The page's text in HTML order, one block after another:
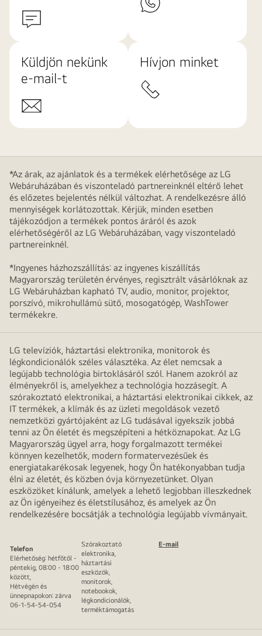
Küldjön nekünk
e-mail-t
Hívjon minket
*Az árak, az ajánlatok és a termékek elérhetősége az LG
Webáruházában és viszonteladó partnereinknél eltérő lehet
és előzetes bejelentés nélkül változhat. A rendelkezésre álló
mennyiségek korlátozottak. Kérjük, minden esetben
tájékozódjon a termékek pontos áráról és azok
elérhetőségéről az LG Webáruházában, vagy viszonteladó
partnereinknél.
*Ingyenes házhozszállítás: az ingyenes kiszállítás
Magyarország területén érvényes, regisztrált vásárlóknak az
LG Webáruházban kapható TV, audio, monitor, projektor,
porszívó, mikrohullámú sütő, mosogatógép, WashTower
termékekre.
LG televíziók, háztartási elektronika, monitorok és
légkondicionálók széles választéka. Az élet nemcsak a
legújabb technológia birtoklásáról szól. Hanem azokról az
élményekről is, amelyekhez a technológia hozzásegít. A
szórakoztató elektronikai, a háztartási elektronikai cikkek, az
IT termékek, a klímák és az üzleti megoldások vezető
nemzetközi gyártójaként az LG tudásával igyekszik jobbá
tenni az Ön életét és megszépíteni a hétköznapokat. Az LG
Magyarország ügyel arra, hogy forgalmazott termékei
könnyen kezelhetők, modern formatervezésűek és
energiatakarékosak legyenek, hogy Ön hatékonyabban tudja
élni az életét, és közben óvja környezetünket. Olyan
eszközöket kínálunk, amelyek a lehető legjobban illeszkednek
az Ön igényeihez és életstílusához, és amelyek az Ön
rendelkezésére bocsátják a technológia legújabb vívmányait.
Telefon
Elérhetőség: hétfőtől -
péntekig, 08:00 - 18:00
között,
Hétvégén és
ünnepnapokon: zárva
06-1-54-54-054
Szórakoztató
elektronika,
háztartási
eszközök,
monitorok,
notebookok,
légkondicionálók,
terméktámogatás
E-mail